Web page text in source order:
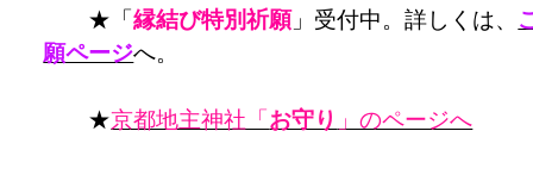
★「縁結び特別祈願」受付中。詳しくは、
願ページへ。
★京都地主神社「お守り 」のページへ